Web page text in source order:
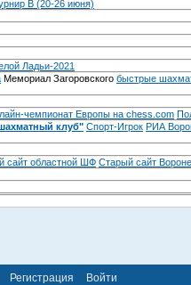
B (20-26 июня)
Ладьи-2021
Мемориал Загоровского быстрые
чемпионат Европы на chess.com
клуб" Спорт-Игрок РИА
сайт областной ШФ Старый сайт
Регистрация Войти